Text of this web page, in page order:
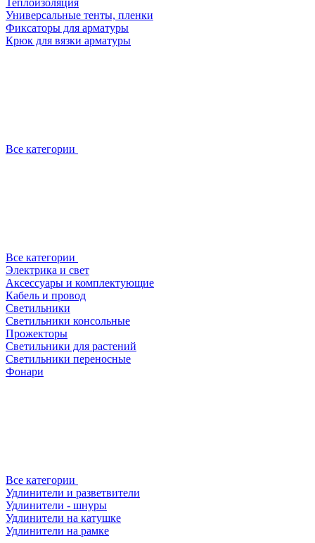
Теплоизоляция
Универсальные тенты, пленки
Фиксаторы для арматуры
Крюк для вязки арматуры
Все категории
Все категории
Электрика и свет
Аксессуары и комплектующие
Кабель и провод
Светильники
Светильники консольные
Прожекторы
Светильники для растений
Светильники переносные
Фонари
Все категории
Удлинители и разветвители
Удлинители - шнуры
Удлинители на катушке
Удлинители на рамке